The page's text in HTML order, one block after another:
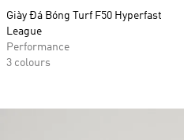
Giày Đá Bóng Turf F50 Hyperfast
League
Performance
3 colours